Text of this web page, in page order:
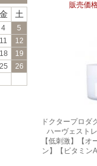
金 土
4
5
11
12
18
19
25
26
販売価
ドクタープロ
ハーヴェスト
【低刺激】【オ
ン】【ビタミン